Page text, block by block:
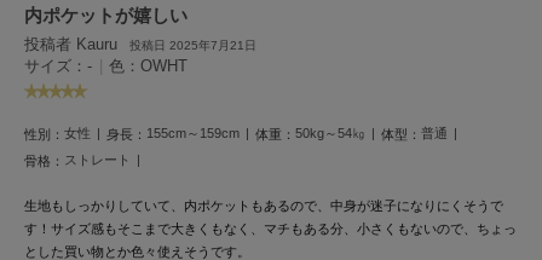
HOKA ONEONE
ホカ オネオネ
キーン
LAATO
ラート
内ポケットが嬉しい
投稿者 Kauru 投稿日 2025年7月21日
サイズ：- 色：OWHT
性別： 女性 身長： 155cm～159cm 体重： 50kg～54㎏ 体型： 普通
骨格： ストレート
生地もしっかりしていて、内ポケットもあるので、中身が迷子になりにくそうで
す！サイズ感もそこまで大きくもなく、マチもある分、小さくもないので、ちょっ
とした買い物とか色々使えそうです。